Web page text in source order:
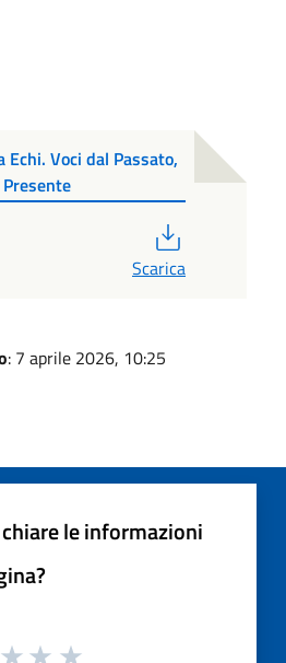
Echi. Voci dal Passato,
Scarica
: 7 aprile 2026, 10:25
le informazioni